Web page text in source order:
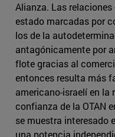
Alianza. Las
estado marcadas por
los de la
antagónicamente por
flote gracias al
entonces resulta más
americano-israelí en la
confianza de la OTAN
se muestra interesado
una potencia